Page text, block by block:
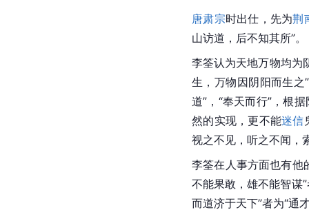
唐肃宗时出仕，先为荆
山访道，后不知其所”。
李筌认为天地万物均为
生，万物因阴阳而生
道”，“奉天而行”，根
然的实现，更不能迷信
视之不见，听之不闻，
李筌在人事方面也有他
不能果敢，雄不能智谋
而道济于天下”者为“通